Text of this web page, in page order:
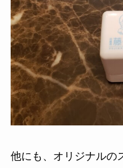
他にも、オリジナルの